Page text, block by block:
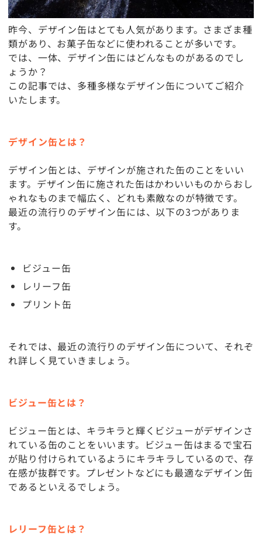
昨今、デザイン缶はとても人気があります。さまざま種
類があり、お菓子缶などに使われることが多いです。
では、一体、デザイン缶にはどんなものがあるのでし
ょうか？
この記事では、多種多様なデザイン缶についてご紹介
いたします。
デザイン缶とは？
デザイン缶とは、デザインが施された缶のことをいい
ます。デザイン缶に施された缶はかわいいものからおし
ゃれなものまで幅広く、どれも素敵なのが特徴です。
最近の流行りのデザイン缶には、以下の3つがありま
す。
ビジュー缶
レリーフ缶
プリント缶
それでは、最近の流行りのデザイン缶について、それぞ
れ詳しく見ていきましょう。
ビジュー缶とは？
ビジュー缶とは、キラキラと輝くビジューがデザインさ
れている缶のことをいいます。ビジュー缶はまるで宝石
が貼り付けられているようにキラキラしているので、存
在感が抜群です。プレゼントなどにも最適なデザイン缶
であるといえるでしょう。
レリーフ缶とは？